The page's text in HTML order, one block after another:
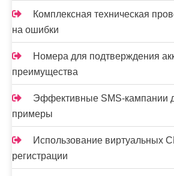
я
м
Комплексная техническая
на ошибки
Номера для подтверждения
преимущества
Эффективные SMS-кампании
примеры
Использование виртуальных
регистрации